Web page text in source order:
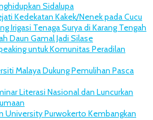
Sidalupa
Kedekatan Kakek/Nenek pada Cucu
Irigasi Tenaga Surya di Karang Tengah
Daun Gamal Jadi Silase
untuk Komunitas Peradilan
Malaya Dukung Pemulihan Pasca
Literasi Nasional dan Luncurkan
University Purwokerto Kembangkan